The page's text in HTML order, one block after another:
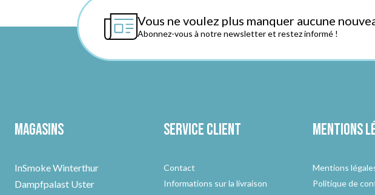
Vous ne voulez plus manquer aucune
Abonnez-vous à notre newsletter et restez informé !
Magasins
InSmoke Winterthur
Dampfpalast Uster
Service client
Contact
Informations sur la livraison
Mentions
Mentions
Politique de